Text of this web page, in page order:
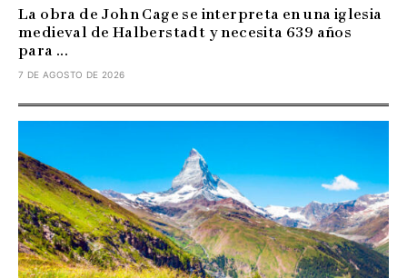
La obra de John Cage se interpreta en una iglesia
medieval de Halberstadt y necesita 639 años
para ...
7 DE AGOSTO DE 2026